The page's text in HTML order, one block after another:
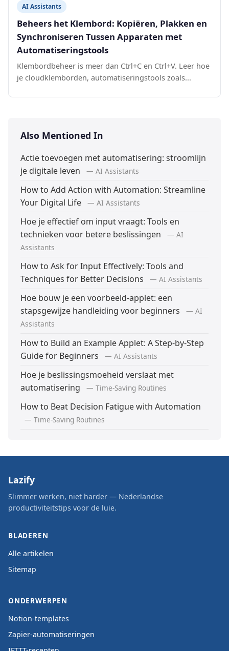
AI Assistants
Beheers het Klembord: Kopiëren, Plakken en
Synchroniseren Tussen Apparaten met
Automatiseringstools
Klembordbeheer is meer dan Ctrl+C en Ctrl+V. Leer hoe
je cloudklemborden, automatiseringstools zoals...
Also Mentioned In
Actie toevoegen met automatisering: stroomlijn
je digitale leven
— AI Assistants
How to Add Action with Automation: Streamline
Your Digital Life
— AI Assistants
Hoe je effectief om input vraagt: Tools en
technieken voor betere beslissingen
— AI
Assistants
How to Ask for Input Effectively: Tools and
Techniques for Better Decisions
— AI Assistants
Hoe bouw je een voorbeeld-applet: een
stapsgewijze handleiding voor beginners
— AI
Assistants
How to Build an Example Applet: A Step-by-Step
Guide for Beginners
— AI Assistants
Hoe je beslissingsmoeheid verslaat met
automatisering
— Time-Saving Routines
How to Beat Decision Fatigue with Automation
— Time-Saving Routines
Lazify
Slimmer werken, niet harder — Nederlandse
productiviteitstips voor de luie.
BLADEREN
Alle artikelen
Sitemap
ONDERWERPEN
Notion-templates
Zapier-automatiseringen